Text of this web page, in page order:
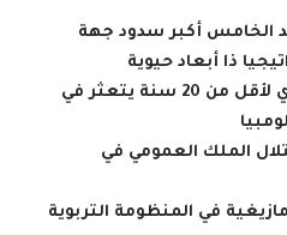
الخامس أكبر سدود جهة
ذا أبعاد حيوية
المنتخب الوطني النسوي لأقل من 20 سنة يتعثر في
الملك العمومي في
في المنظومة التربوية